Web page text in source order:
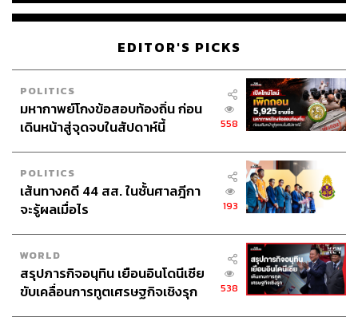
EDITOR'S PICKS
POLITICS
มหากาพย์โกงข้อสอบท้องถิ่น ก่อน
เดินหน้าสู่จุดจบในสัปดาห์นี้
558
POLITICS
เส้นทางคดี 44 สส. ในชั้นศาลฎีกา
จะรู้ผลเมื่อไร
193
WORLD
สรุปภารกิจอนุทิน เยือนอินโดนีเซีย
ขับเคลื่อนการทูตเศรษฐกิจเชิงรุก
538